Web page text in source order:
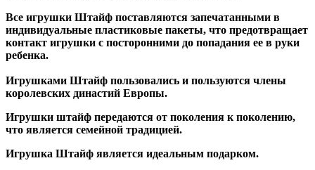
Все игрушки Штайф поставляются запечатанными в
индивидуальные пластиковые пакеты, что предотвращает
контакт игрушки с посторонними до попадания ее в руки
ребенка.
Игрушками Штайф пользовались и пользуются члены
королевских династий Европы.
Игрушки штайф передаются от поколения к поколению,
что является семейной традицией.
Игрушка Штайф является идеальным подарком.